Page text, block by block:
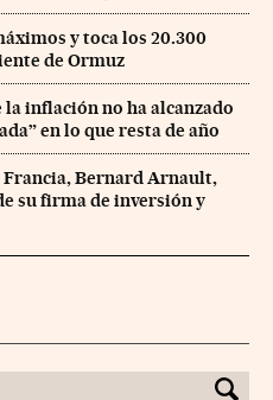
y toca los 20.300
de Ormuz
la inflación no ha alcanzado
en lo que resta de año
Bernard Arnault,
su firma de inversión y